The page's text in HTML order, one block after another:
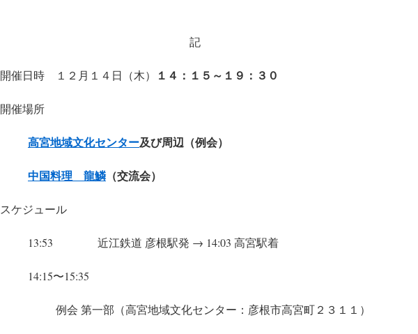
記
開催日時 １２月１４日（木） １４：１５～１９：３０
開催場所
高宮地域文化センター及び周辺（例会）
中国料理 龍鱗（交流会）
スケジュール
13:53 近江鉄道 彦根駅発 → 14:03 高宮駅着
14:15〜15:35
例会 第一部（高宮地域文化センター：彦根市高宮町２３１１）